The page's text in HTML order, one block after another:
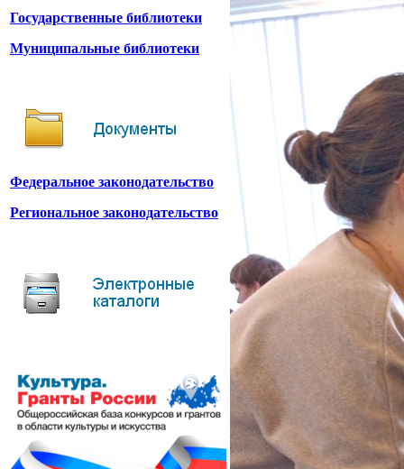
Государственные библиотеки
Муниципальные библиотеки
Федеральное законодательство
Региональное законодательство